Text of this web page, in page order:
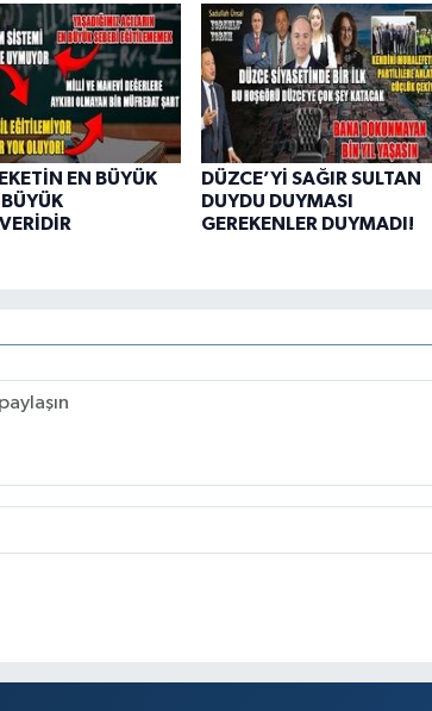
EN BÜYÜK
DÜZCE’Yİ SAĞIR SULTAN
DUYDU DUYMASI
GEREKENLER DUYMADI!